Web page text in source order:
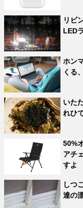
リビ
LED
ホン
くる
いた
れひ
50%
アチ
すよ
しつ
達の